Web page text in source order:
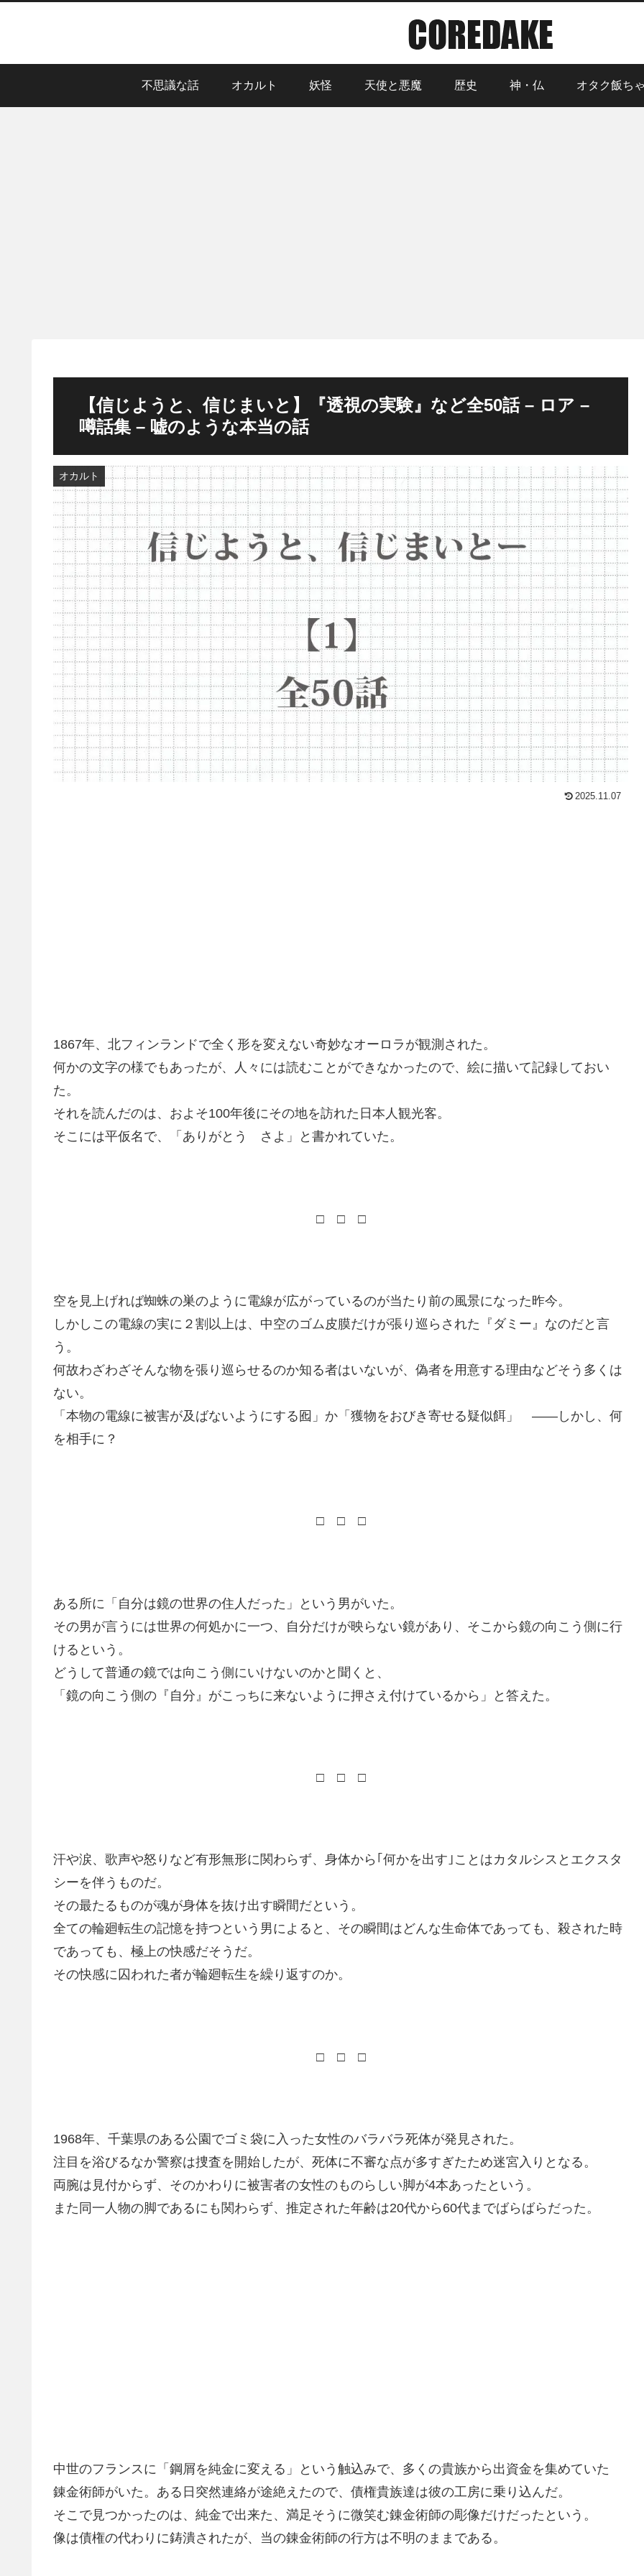
不思議な話 オカルト 妖怪 天使と悪魔 歴史 神・仏 オタク飯ち
【信じようと、信じまいと】『透視の実験』など全50話 – ロア –
噂話集 – 嘘のような本当の話
オカルト
2025.11.07
1867年、北フィンランドで全く形を変えない奇妙なオーロラが観測された。
何かの文字の様でもあったが、人々には読むことができなかったので、絵に描いて記録しておい
た。
それを読んだのは、およそ100年後にその地を訪れた日本人観光客。
そこには平仮名で、「ありがとう さよ」と書かれていた。
□ □ □
空を見上げれば蜘蛛の巣のように電線が広がっているのが当たり前の風景になった昨今。
しかしこの電線の実に２割以上は、中空のゴム皮膜だけが張り巡らされた『ダミー』なのだと言
う。
何故わざわざそんな物を張り巡らせるのか知る者はいないが、偽者を用意する理由などそう多くは
ない。
「本物の電線に被害が及ばないようにする囮」か「獲物をおびき寄せる疑似餌」 ――しかし、何
を相手に？
□ □ □
ある所に「自分は鏡の世界の住人だった」という男がいた。
その男が言うには世界の何処かに一つ、自分だけが映らない鏡があり、そこから鏡の向こう側に行
けるという。
どうして普通の鏡では向こう側にいけないのかと聞くと、
「鏡の向こう側の『自分』がこっちに来ないように押さえ付けているから」と答えた。
□ □ □
汗や涙、歌声や怒りなど有形無形に関わらず、身体から｢何かを出す｣ことはカタルシスとエクスタ
シーを伴うものだ。
その最たるものが魂が身体を抜け出す瞬間だという。
全ての輪廻転生の記憶を持つという男によると、その瞬間はどんな生命体であっても、殺された時
であっても、極上の快感だそうだ。
その快感に囚われた者が輪廻転生を繰り返すのか。
□ □ □
1968年、千葉県のある公園でゴミ袋に入った女性のバラバラ死体が発見された。
注目を浴びるなか警察は捜査を開始したが、死体に不審な点が多すぎたため迷宮入りとなる。
両腕は見付からず、そのかわりに被害者の女性のものらしい脚が4本あったという。
また同一人物の脚であるにも関わらず、推定された年齢は20代から60代までばらばらだった。
中世のフランスに「鋼屑を純金に変える」という触込みで、多くの貴族から出資金を集めていた
錬金術師がいた。ある日突然連絡が途絶えたので、債権貴族達は彼の工房に乗り込んだ。
そこで見つかったのは、純金で出来た、満足そうに微笑む錬金術師の彫像だけだったという。
像は債権の代わりに鋳潰されたが、当の錬金術師の行方は不明のままである。